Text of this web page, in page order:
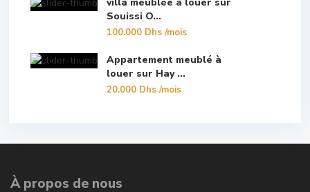
Souissi O...
100.000 Dhs/mois
Appartement meublé à
louer sur Hay ...
20.000 Dhs/mois
À propos de nous